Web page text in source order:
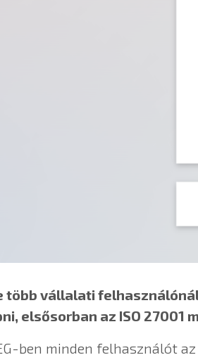
több vállalati
elsősorban az ISO 27001
ben minden felhasználót